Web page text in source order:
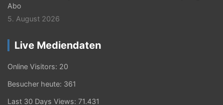
Abo
5. August 2026
Live Mediendaten
Online Visitors: 20
Besucher heute: 361
Last 30 Days Views: 71.431